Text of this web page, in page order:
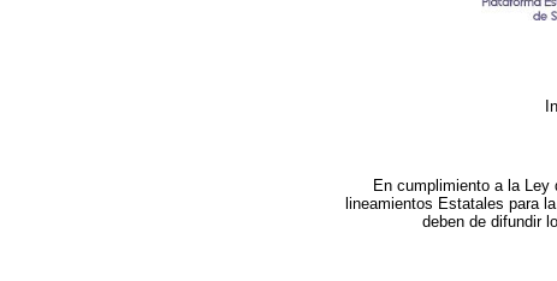
En cumplimiento a la
lineamientos Estatales para
deben de difundir